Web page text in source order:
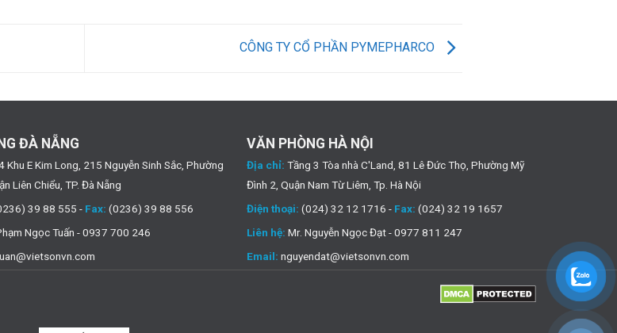
CÔNG TY CỔ PHẦN PYMEPHARCO
ĐÀ NẴNG
Khu E Kim Long, 215 Nguyễn Sinh Sắc, Phường
Liên Chiểu, TP. Đà Nẵng
39 88 555 - Fax: (0236) 39 88 556
Ngọc Tuấn - 0937 700 246
VĂN PHÒNG HÀ NỘI
Địa chỉ: Tầng 3 Tòa nhà C'Land, 81 Lê Đức Thọ, Phường Mỹ
Đình 2, Quận Nam Từ Liêm, Tp. Hà Nội
Điện thoại: (024) 32 12 1716 - Fax: (024) 32 19 1657
Liên hệ: Mr. Nguyễn Ngọc Đạt - 0977 811 247
Email: nguyendat@vietsonvn.com